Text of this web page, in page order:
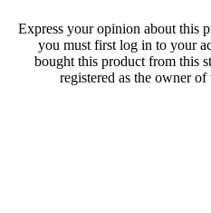
Express your opinion about this
you must first log in to your
bought this product from this
registered as the owner of